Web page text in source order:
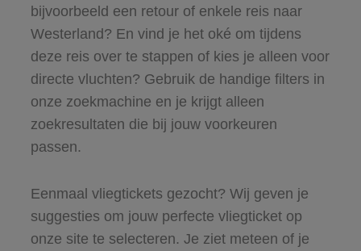
bijvoorbeeld een retour of enkele reis naar
Westerland? En vind je het oké om tijdens
deze reis over te stappen of kies je alleen voor
directe vluchten? Gebruik de handige filters in
onze zoekmachine en je krijgt alleen
zoekresultaten die bij jouw voorkeuren
passen.
Eenmaal vliegtickets gezocht? Wij geven je
suggesties om jouw perfecte vliegticket op
onze site te selecteren. Je ziet meteen of je